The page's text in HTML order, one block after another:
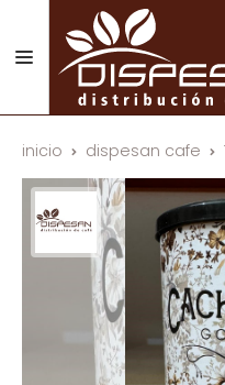
inicio dispesan cafe